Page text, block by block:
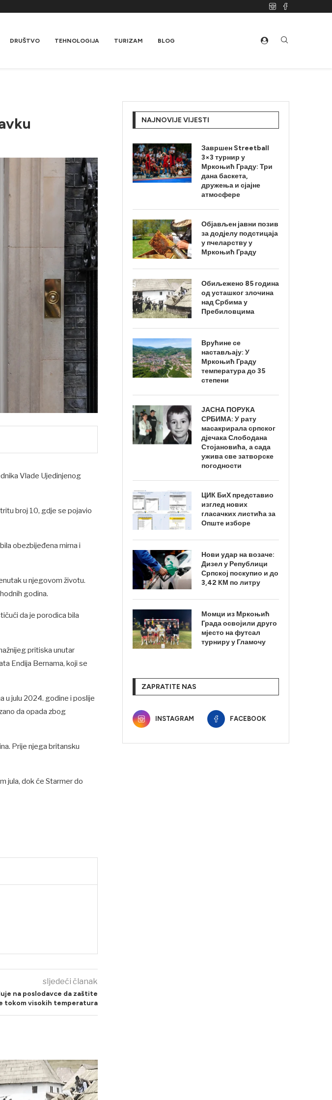
DRUŠTVO TEHNOLOGIJA TURIZAM BLOG
Vlade Ujedinjenog
broj 10, gdje se pojavio
obezbijeđena mirna i
u njegovom životu.
godina.
da je porodica bila
pritiska unutar
Endija Bernama, koji se
u julu 2024. godine i poslije
da opada zbog
Prije njega britansku
jula, dok će Starmer do
sljedeći članak
na poslodavce da zaštite
tokom visokih temperatura
NAJNOVIJE VIJESTI
Завршен Streetball
3×3 турнир у
Мркоњић Граду: Три
дана баскета,
дружења и сјајне
атмосфере
Објављен јавни позив
за додјелу подстицаја
у пчеларству у
Мркоњић Граду
Обиљежено 85 година
од усташког злочина
над Србима у
Пребиловцима
Врућине се
настављају: У
Мркоњић Граду
температура до 35
степени
ЈАСНА ПОРУКА
СРБИМА: У рату
масакрирала српског
дјечака Слободана
Стојановића, а сада
ужива све затворске
погодности
ЦИК БиХ представио
изглед нових
гласачких листића за
Опште изборе
Нови удар на возаче:
Дизел у Републици
Српској поскупио и до
3,42 КМ по литру
Момци из Мркоњић
Града освојили друго
мјесто на футсал
турниру у Гламочу
ZAPRATITE NAS
INSTAGRAM FACEBOOK